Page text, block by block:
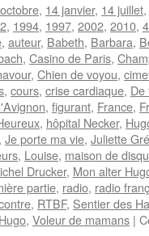
, 14 janvier, 14 juillet,
, 1994, 1997, 2002, 2010,
, auteur, Babeth, Barbara,
, Casino de Paris,
, Chien de voyou,
, cours, crise cardiaque, De
, figurant, France,
, hôpital Necker,
, Je porte ma vie, Juliette
, Louise, maison de
Drucker, Mon alter
partie, radio, radio
, RTBF, Sentier des
, Voleur de mamans |